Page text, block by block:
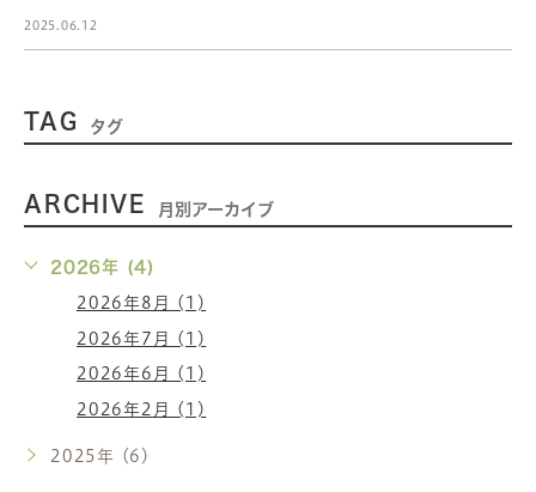
2025.06.12
TAG タグ
ARCHIVE 月別アーカイブ
2026年 (4)
2026年8月 (1)
2026年7月 (1)
2026年6月 (1)
2026年2月 (1)
2025年 (6)